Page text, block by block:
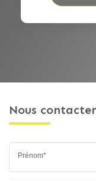
Nous contacter
Prénom*